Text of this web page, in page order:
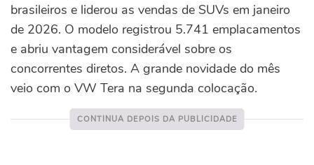
brasileiros e liderou as vendas de SUVs em janeiro
de 2026. O modelo registrou 5.741 emplacamentos
e abriu vantagem considerável sobre os
concorrentes diretos. A grande novidade do mês
veio com o VW Tera na segunda colocação.